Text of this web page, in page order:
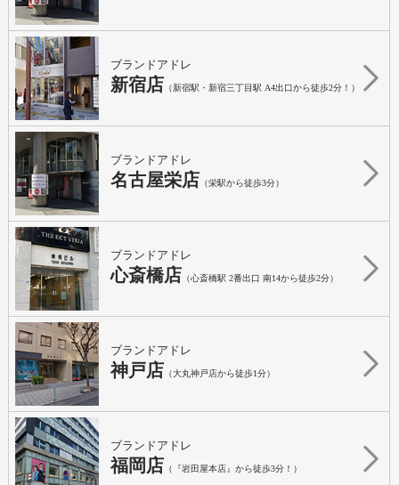
ブランドアドレ
新宿店 （新宿駅・新宿三丁目駅 A4出口から徒歩2分！）
ブランドアドレ
名古屋栄店 （栄駅から徒歩3分）
ブランドアドレ
心斎橋店 （心斎橋駅 2番出口 南14から徒歩2分）
ブランドアドレ
神戸店 （大丸神戸店から徒歩1分）
ブランドアドレ
福岡店 （『岩田屋本店』から徒歩3分！）